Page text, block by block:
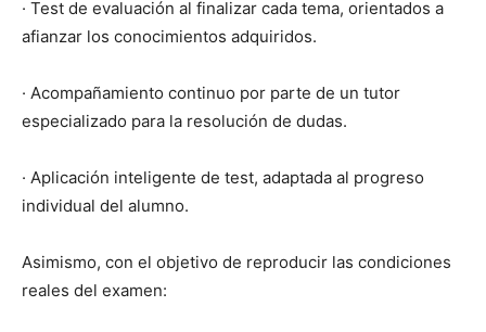
· Test de evaluación al finalizar cada tema, orientados a
afianzar los conocimientos adquiridos.
· Acompañamiento continuo por parte de un tutor
especializado para la resolución de dudas.
· Aplicación inteligente de test, adaptada al progreso
individual del alumno.
Asimismo, con el objetivo de reproducir las condiciones
reales del examen: